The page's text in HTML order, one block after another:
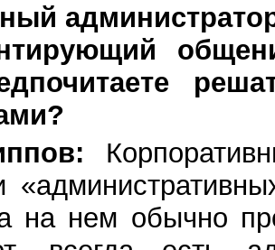
на нем обычно